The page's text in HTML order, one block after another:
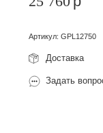
Артикул: GPL12750
Доставка
Задать